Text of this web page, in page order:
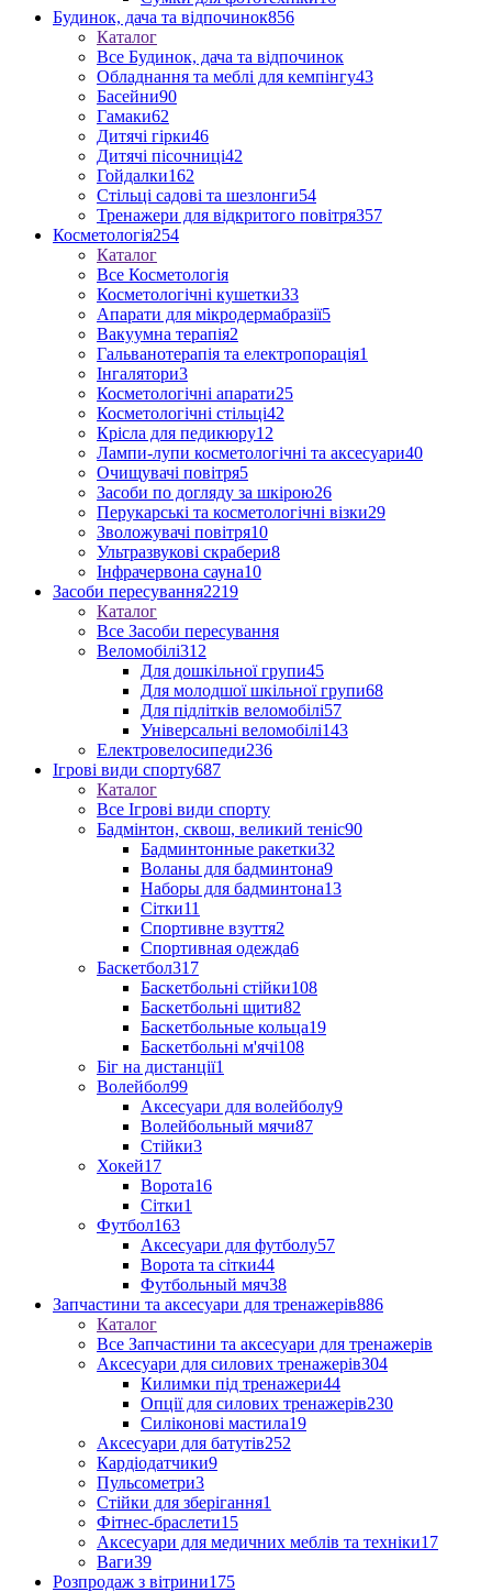
Будинок, дача та відпочинок856
Каталог
Все Будинок, дача та відпочинок
Обладнання та меблі для кемпінгу43
Басейни90
Гамаки62
Дитячі гірки46
Дитячі пісочниці42
Гойдалки162
Стільці садові та шезлонги54
Тренажери для відкритого повітря357
Косметологія254
Каталог
Все Косметологія
Косметологічні кушетки33
Апарати для мікродермабразії5
Вакуумна терапія2
Гальванотерапія та електропорація1
Інгалятори3
Косметологічні апарати25
Косметологічні стільці42
Крісла для педикюру12
Лампи-лупи косметологічні та аксесуари40
Очищувачі повітря5
Засоби по догляду за шкірою26
Перукарські та косметологічні візки29
Зволожувачі повітря10
Ультразвукові скрабери8
Інфрачервона сауна10
Засоби пересування2219
Каталог
Все Засоби пересування
Веломобілі312
Для дошкільної групи45
Для молодшої шкільної групи68
Для підлітків веломобілі57
Універсальні веломобілі143
Електровелосипеди236
Ігрові види спорту687
Каталог
Все Ігрові види спорту
Бадмінтон, сквош, великий теніс90
Бадминтонные ракетки32
Воланы для бадминтона9
Наборы для бадминтона13
Сітки11
Спортивне взуття2
Спортивная одежда6
Баскетбол317
Баскетбольні стійки108
Баскетбольні щити82
Баскетбольные кольца19
Баскетбольні м'ячі108
Біг на дистанції1
Волейбол99
Аксесуари для волейболу9
Волейбольный мячи87
Стійки3
Хокей17
Ворота16
Сітки1
Футбол163
Аксесуари для футболу57
Ворота та сітки44
Футбольный мяч38
Запчастини та аксесуари для тренажерів886
Каталог
Все Запчастини та аксесуари для тренажерів
Аксесуари для силових тренажерів304
Килимки під тренажери44
Опції для силових тренажерів230
Силіконові мастила19
Аксесуари для батутів252
Кардіодатчики9
Пульсометри3
Стійки для зберігання1
Фітнес-браслети15
Аксесуари для медичних меблів та техніки17
Ваги39
Розпродаж з вітрини175